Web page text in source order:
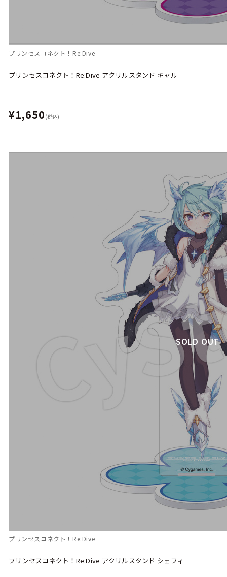
プリンセスコネクト！Re:Dive
プリンセスコネクト！Re:Dive アクリルスタンド キャル
¥1,650 (税込)
SOLD OUT
プリンセスコネクト！Re:Dive
プリンセスコネクト！Re:Dive アクリルスタンド シェフィ